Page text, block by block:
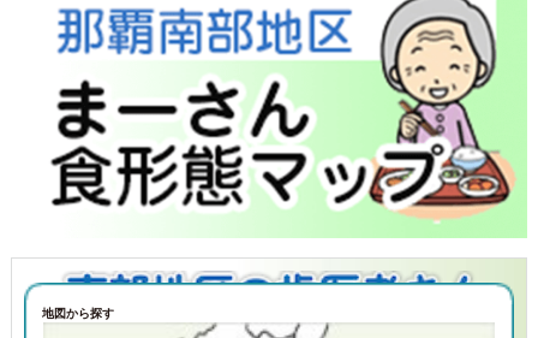
地図から探す